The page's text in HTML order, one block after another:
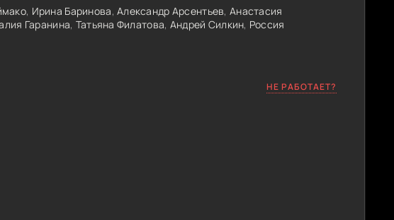
, Ирина Баринова,Александр Арсентьев, Анастасия
Гаранина, Татьяна Филатова, Андрей Силкин, Россия
НЕ РАБОТАЕТ?